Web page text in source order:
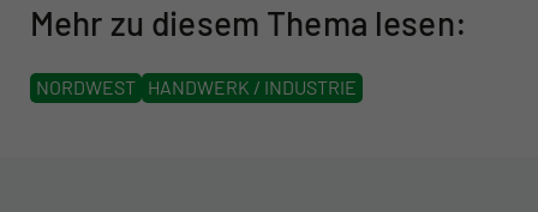
Mehr zu diesem Thema lesen:
NORDWEST HANDWERK / INDUSTRIE